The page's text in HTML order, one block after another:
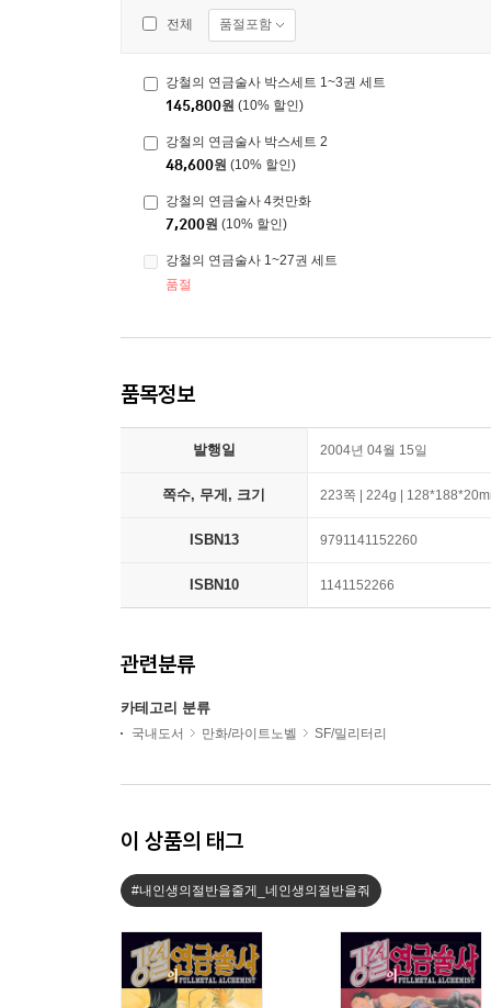
전체 품절포함
강철의 연금술사 박스세트 1~3권 세트
145,800원 (10% 할인)
강철의 연금술사 박스세트 2
48,600원 (10% 할인)
강철의 연금술사 4컷만화
7,200원 (10% 할인)
강철의 연금술사 1~27권 세트
품절
품목정보
발행일 2004년 04월 15일
쪽수, 무게, 크기 223쪽 | 224g |
ISBN13 9791141152260
ISBN10 1141152266
관련분류
카테고리 분류
국내도서 만화/라이트노벨 SF/밀리터리
이 상품의 태그
#내인생의절반을줄게_네인생의절반을줘